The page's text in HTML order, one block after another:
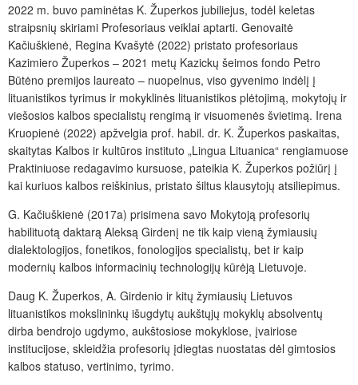
2022 m. buvo paminėtas K. Župerkos jubiliejus, todėl keletas
straipsnių skiriami Profesoriaus veiklai aptarti. Genovaitė
Kačiuškienė, Regina Kvašytė (2022) pristato profesoriaus
Kazimiero Župerkos – 2021 metų Kazickų šeimos fondo Petro
Būtėno premijos laureato – nuopelnus, viso gyvenimo indėlį į
lituanistikos tyrimus ir mokyklinės lituanistikos plėtojimą, mokytojų ir
viešosios kalbos specialistų rengimą ir visuomenės švietimą. Irena
Kruopienė (2022) apžvelgia prof. habil. dr. K. Župerkos paskaitas,
skaitytas Kalbos ir kultūros instituto „Lingua Lituanica“ rengiamuose
Praktiniuose redagavimo kursuose, pateikia K. Župerkos požiūrį į
kai kuriuos kalbos reiškinius, pristato šiltus klausytojų atsiliepimus.
G. Kačiuškienė (2017a) prisimena savo Mokytoją profesorių
habilituotą daktarą Aleksą Girdenį ne tik kaip vieną žymiausių
dialektologijos, fonetikos, fonologijos specialistų, bet ir kaip
modernių kalbos informacinių technologijų kūrėją Lietuvoje.
Daug K. Župerkos, A. Girdenio ir kitų žymiausių Lietuvos
lituanistikos mokslininkų išugdytų aukštųjų mokyklų absolventų
dirba bendrojo ugdymo, aukštosiose mokyklose, įvairiose
institucijose, skleidžia profesorių įdiegtas nuostatas dėl gimtosios
kalbos statuso, vertinimo, tyrimo.